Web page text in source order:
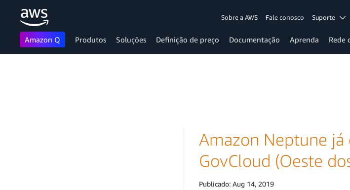
Sobre a AWS Fale conosco Suporte
Amazon Q Produtos Soluções Definição de preço Documentação Aprenda Rede
Amazon Neptune já
GovCloud (Oeste
Publicado: Aug 14, 2019